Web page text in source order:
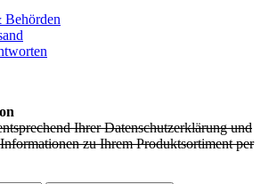
Behörden
Ihrer Datenschutzerklärung und
zu Ihrem Produktsortiment per